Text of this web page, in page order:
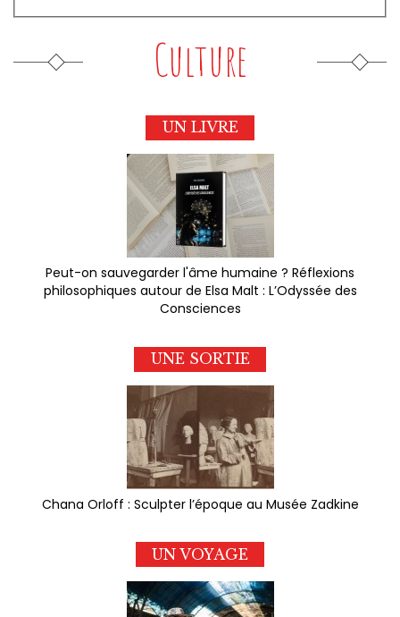
Culture
UN LIVRE
Peut-on sauvegarder l'âme humaine ? Réflexions
philosophiques autour de Elsa Malt : L’Odyssée des
Consciences
UNE SORTIE
Chana Orloff : Sculpter l’époque au Musée Zadkine
UN VOYAGE